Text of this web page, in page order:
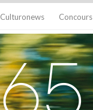
Culturonews Concours